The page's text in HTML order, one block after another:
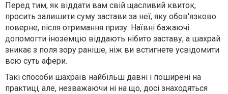
Перед тим, як віддати вам свій щасливий квиток,
просить залишити суму застави за неї, яку обов'язково
поверне, після отримання призу. Наївні бажаючі
допомогти іноземцю віддають нібито заставу, а шахрай
зникає з поля зору раніше, ніж ви встигнете усвідомити
всю суть афери.
Такі способи шахраїв найбільш давні і поширені на
практиці, але, незважаючи ні на що, досі знаходяться